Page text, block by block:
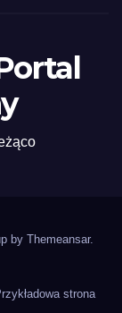
by Themeansar.
strona